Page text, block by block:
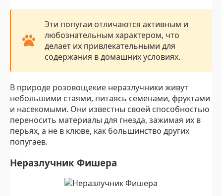
Эти попугаи отличаются активным и
любознательным характером, что
делает их привлекательными для
содержания в домашних условиях.
В природе розовощекие неразлучники живут
небольшими стаями, питаясь семенами, фруктами
и насекомыми. Они известны своей способностью
переносить материалы для гнезда, зажимая их в
перьях, а не в клюве, как большинство других
попугаев.
Неразлучник Фишера